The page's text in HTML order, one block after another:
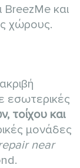
BreezMe και
χώρους.
εσωτερικές
τοίχου και
μονάδες
near